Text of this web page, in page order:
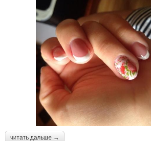
читать дальше →